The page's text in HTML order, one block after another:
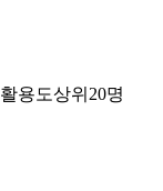
활용도상위20명